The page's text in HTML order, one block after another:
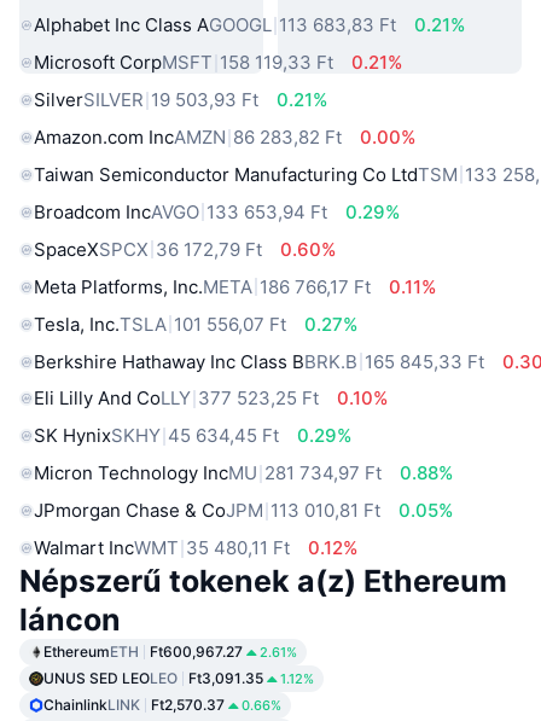
Alphabet Inc Class AGOOGL 113 683,83 Ft
0.21%
Microsoft CorpMSFT 158 119,33 Ft
0.21%
SilverSILVER 19 503,93 Ft
0.21%
Amazon.com IncAMZN 86 283,82 Ft
0.00%
Taiwan Semiconductor Manufacturing Co LtdTSM 133
Broadcom IncAVGO 133 653,94 Ft
0.29%
SpaceXSPCX 36 172,79 Ft
0.60%
Meta Platforms, Inc.META 186 766,17 Ft
0.11%
Tesla, Inc.TSLA 101 556,07 Ft
0.27%
Berkshire Hathaway Inc Class BBRK.B 165 845,33 Ft
Eli Lilly And CoLLY 377 523,25 Ft
0.10%
SK HynixSKHY 45 634,45 Ft
0.29%
Micron Technology IncMU 281 734,97 Ft
0.88%
JPmorgan Chase & CoJPM 113 010,81 Ft
0.05%
Walmart IncWMT 35 480,11 Ft 0.12%
Népszerű tokenek a(z) Ethereum
láncon
EthereumETH Ft600,967.27 2.61%
UNUS SED LEOLEO Ft3,091.35 1.12%
ChainlinkLINK Ft2,570.37 0.66%